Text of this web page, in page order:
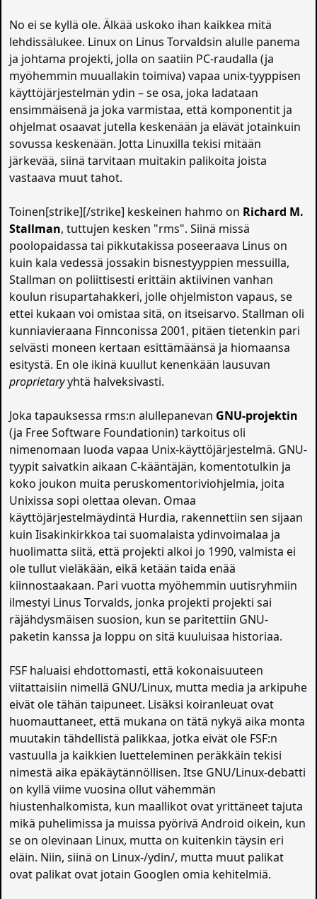
No ei se kyllä ole. Älkää uskoko ihan kaikkea mitä
lehdissälukee. Linux on Linus Torvaldsin alulle panema
ja johtama projekti, jolla on saatiin PC-raudalla (ja
myöhemmin muuallakin toimiva) vapaa unix-tyyppisen
käyttöjärjestelmän ydin – se osa, joka ladataan
ensimmäisenä ja joka varmistaa, että komponentit ja
ohjelmat osaavat jutella keskenään ja elävät jotainkuin
sovussa keskenään. Jotta Linuxilla tekisi mitään
järkevää, siinä tarvitaan muitakin palikoita joista
vastaava muut tahot.
Toinen[strike][/strike] keskeinen hahmo on Richard M.
Stallman, tuttujen kesken "rms". Siinä missä
poolopaidassa tai pikkutakissa poseeraava Linus on
kuin kala vedessä jossakin bisnestyyppien messuilla,
Stallman on poliittisesti erittäin aktiivinen vanhan
koulun risupartahakkeri, jolle ohjelmiston vapaus, se
ettei kukaan voi omistaa sitä, on itseisarvo. Stallman oli
kunniavieraana Finnconissa 2001, pitäen tietenkin pari
selvästi moneen kertaan esittämäänsä ja hiomaansa
esitystä. En ole ikinä kuullut kenenkään lausuvan
proprietaryyhtä halveksivasti.
Joka tapauksessa rms:n alullepanevan GNU-projektin
(ja Free Software Foundationin) tarkoitus oli
nimenomaan luoda vapaa Unix-käyttöjärjestelmä. GNU-
tyypit saivatkin aikaan C-kääntäjän, komentotulkin ja
koko joukon muita peruskomentoriviohjelmia, joita
Unixissa sopi olettaa olevan. Omaa
käyttöjärjestelmäydintä Hurdia, rakennettiin sen sijaan
kuin Iisakinkirkkoa tai suomalaista ydinvoimalaa ja
huolimatta siitä, että projekti alkoi jo 1990, valmista ei
ole tullut vieläkään, eikä ketään taida enää
kiinnostaakaan. Pari vuotta myöhemmin uutisryhmiin
ilmestyi Linus Torvalds, jonka projekti projekti sai
räjähdysmäisen suosion, kun se paritettiin GNU-
paketin kanssa ja loppu on sitä kuuluisaa historiaa.
FSF haluaisi ehdottomasti, että kokonaisuuteen
viitattaisiin nimellä GNU/Linux, mutta media ja arkipuhe
eivät ole tähän taipuneet. Lisäksi koiranleuat ovat
huomauttaneet, että mukana on tätä nykyä aika monta
muutakin tähdellistä palikkaa, jotka eivät ole FSF:n
vastuulla ja kaikkien luetteleminen peräkkäin tekisi
nimestä aika epäkäytännöllisen. Itse GNU/Linux-debatti
on kyllä viime vuosina ollut vähemmän
hiustenhalkomista, kun maallikot ovat yrittäneet tajuta
mikä puhelimissa ja muissa pyörivä Android oikein, kun
se on olevinaan Linux, mutta on kuitenkin täysin eri
eläin. Niin, siinä on Linux-/ydin/, mutta muut palikat
ovat palikat ovat jotain Googlen omia kehitelmiä.